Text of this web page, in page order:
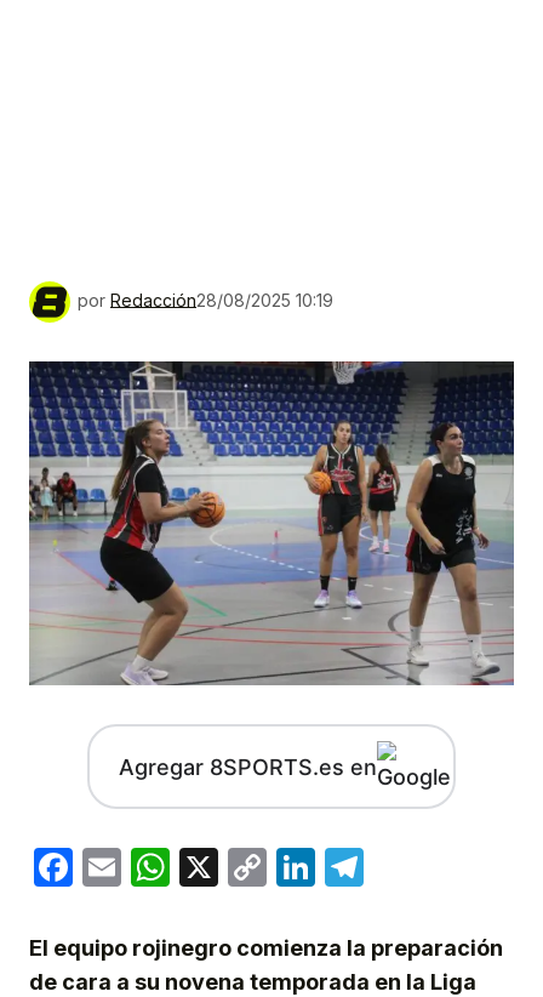
por Redacción28/08/2025 10:19
Agregar 8SPORTS.es en
Facebook
EmailWhatsApp
X
CopyLinkedIn
El equipo rojinegro comienza la preparación
de cara a su novena temporada en la Liga